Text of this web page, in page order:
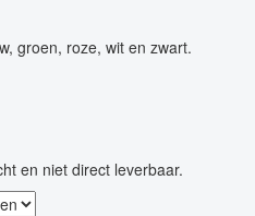
groen, roze, wit en zwart.
en niet direct leverbaar.